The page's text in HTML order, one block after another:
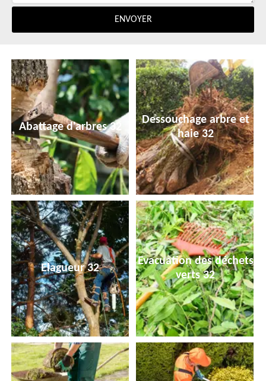
Abattage d'arbres 32
Dessouchage arbre et
haie 32
Elagueur 32
Evacuation des déchets
verts 32